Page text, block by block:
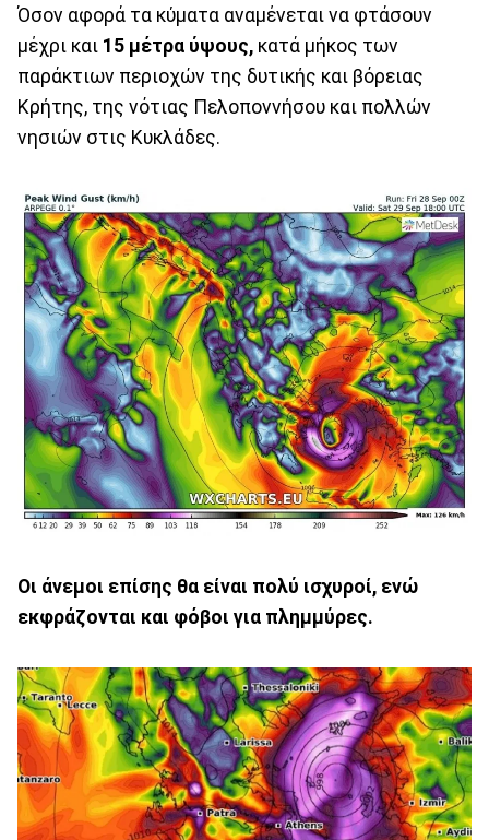
Όσον αφορά τα κύματα αναμένεται να φτάσουν
μέχρι και 15 μέτρα ύψους, κατά μήκος των
παράκτιων περιοχών της δυτικής και βόρειας
Κρήτης, της νότιας Πελοποννήσου και πολλών
νησιών στις Κυκλάδες.
Οι άνεμοι επίσης θα είναι πολύ ισχυροί, ενώ
εκφράζονται και φόβοι για πλημμύρες.